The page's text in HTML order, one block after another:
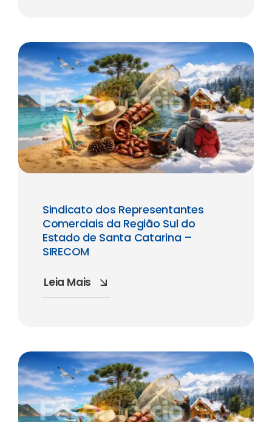
Sindicato dos Representantes
Comerciais da Região Sul do
Estado de Santa Catarina –
SIRECOM
Leia Mais